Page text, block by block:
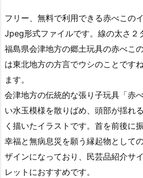
フリー、無料で利用できる赤べこの
Jpeg形式ファイルです。線の太さ２
福島県会津地方の郷土玩具の赤べこ
は東北地方の方言でウシのことです
ます。
会津地方の伝統的な張り子玩具「赤
い水玉模様を散りばめ、頭部が揺れ
く描いたイラストです。首を前後に
幸福と無病息災を願う縁起物として
ザインになっており、民芸品紹介サ
レットにおすすめです。